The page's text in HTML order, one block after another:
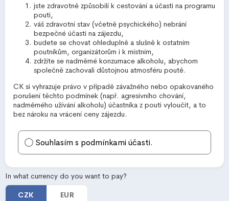
jste zdravotně způsobilí k cestování a účasti na programu
pouti,
váš zdravotní stav (včetně psychického) nebrání
bezpečné účasti na zájezdu,
budete se chovat ohleduplně a slušně k ostatním
poutníkům, organizátorům i k místním,
zdržíte se nadměrné konzumace alkoholu, abychom
společně zachovali důstojnou atmosféru poutě.
CK si vyhrazuje právo v případě závažného nebo opakovaného
porušení těchto podmínek (např. agresivního chování,
nadměrného užívání alkoholu) účastníka z pouti vyloučit, a to
bez nároku na vrácení ceny zájezdu.
Souhlasím s podmínkami účasti.
In what currency do you want to pay?
CZK EUR